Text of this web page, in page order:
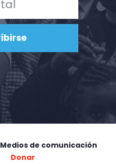
Medios de comunicación
Donar